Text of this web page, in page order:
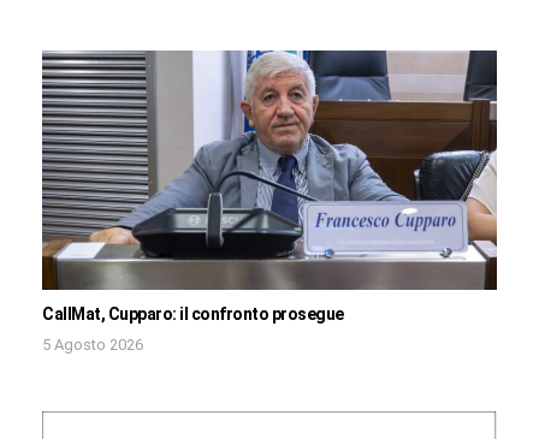
CallMat, Cupparo: il confronto prosegue
5 Agosto 2026